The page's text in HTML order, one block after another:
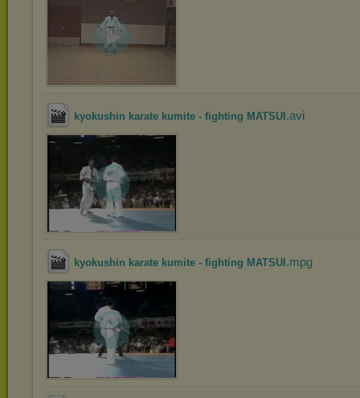
kyokushin karate kumite - fighting MATSUI .avi
kyokushin karate kumite - fighting MATSUI .mpg